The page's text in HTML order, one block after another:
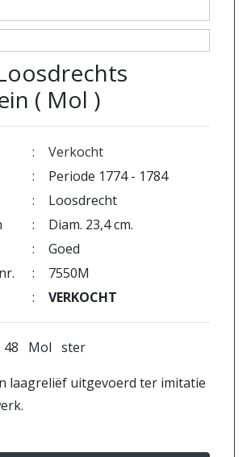
( Mol )
:
Verkocht
:
Periode 1774 - 1784
:
Loosdrecht
:
Diam. 23,4 cm.
:
Goed
:
7550M
: VERKOCHT
48 Mol ster
laagreliëf uitgevoerd ter imitatie